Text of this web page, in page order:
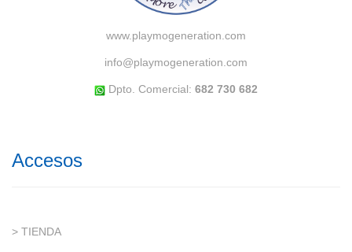
www.playmogeneration.com
info@playmogeneration.com
Dpto. Comercial: 682 730 682
Accesos
> TIENDA